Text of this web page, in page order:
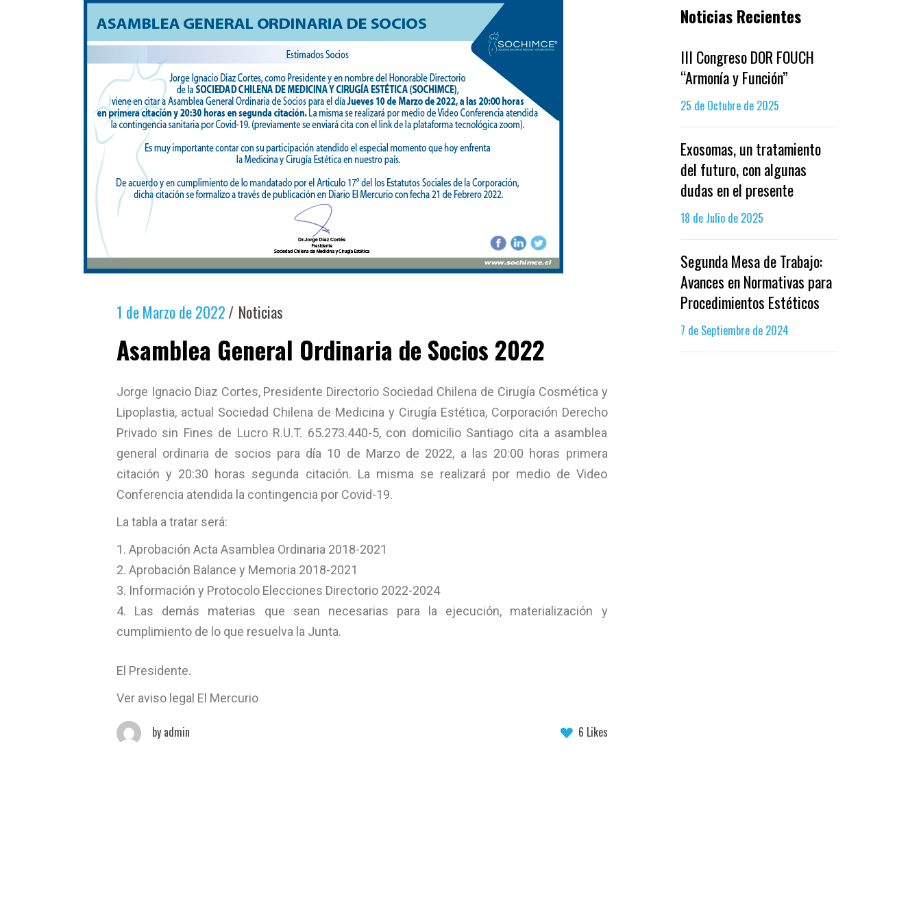
1 de Marzo de 2022 Noticias
Asamblea General Ordinaria de Socios 2022
Jorge Ignacio Diaz Cortes, Presidente Directorio Sociedad Chilena de Cirugía Cosmética y
Lipoplastia, actual Sociedad Chilena de Medicina y Cirugía Estética, Corporación Derecho
Privado sin Fines de Lucro R.U.T. 65.273.440-5, con domicilio Santiago cita a asamblea
general ordinaria de socios para día 10 de Marzo de 2022, a las 20:00 horas primera
citación y 20:30 horas segunda citación. La misma se realizará por medio de Video
Conferencia atendida la contingencia por Covid-19.
La tabla a tratar será:
Aprobación Acta Asamblea Ordinaria 2018-2021
Aprobación Balance y Memoria 2018-2021
Información y Protocolo Elecciones Directorio 2022-2024
Las demás materias que sean necesarias para la ejecución, materialización y
cumplimiento de lo que resuelva la Junta.
El Presidente.
Ver aviso legal El Mercurio
by admin 6 Likes
Noticias Recientes
III Congreso DOR FOUCH
“Armonía y Función”
25 de Octubre de 2025
Exosomas, un tratamiento
del futuro, con algunas
dudas en el presente
18 de Julio de 2025
Segunda Mesa de Trabajo:
Avances en Normativas para
Procedimientos Estéticos
7 de Septiembre de 2024